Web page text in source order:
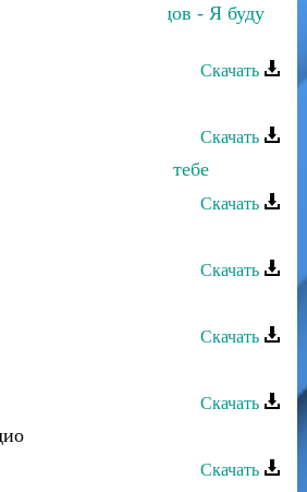
и Махач Магомедов - Я буду
Скачать
Скачать
и Руслана - О тебе
Скачать
Скачать
- Хочу замуж
Скачать
Скачать
о тебе
Скачать